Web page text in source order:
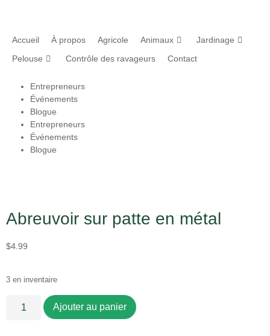
Accueil À propos Agricole Animaux
Jardinage
Pelouse
Contrôle des ravageurs Contact
Entrepreneurs
Événements
Blogue
Entrepreneurs
Événements
Blogue
Abreuvoir sur patte en métal
$4.99
3 en inventaire
Ajouter au panier